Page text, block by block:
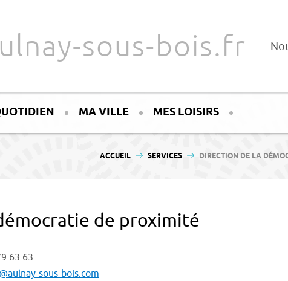
sous-bois.fr
MA VILLE MES LOISIRS
VOUS ÊTES ICI :
ACCUEIL SERVICES DIRECTION DE LA
de proximité
63 63
sous-bois.com